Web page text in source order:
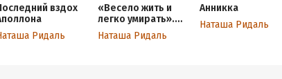
вздох
Ридаль
«Весело жить и
легко умирать».
Виртуальные
беседы с
Наташа Ридаль
Анникка
Наташа Ридаль